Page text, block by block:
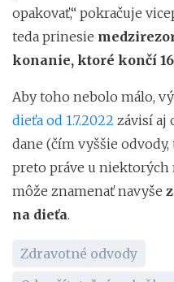
opakovať,“ pokračuje
teda prinesie
konanie, ktoré končí
Aby toho nebolo málo,
dieťa od 1.7.2022 závisí aj
dane (čím vyššie
preto práve u
môže znamenať navyše
na dieťa.
Zdravotné odvody